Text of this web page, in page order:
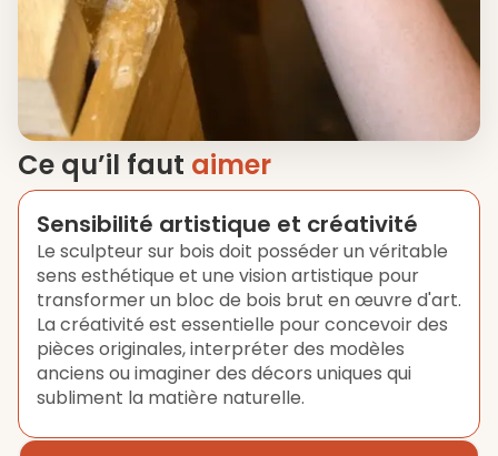
Ce qu’il faut aimer
Sensibilité artistique et créativité
Le sculpteur sur bois doit posséder un véritable
sens esthétique et une vision artistique pour
transformer un bloc de bois brut en œuvre d'art.
La créativité est essentielle pour concevoir des
pièces originales, interpréter des modèles
anciens ou imaginer des décors uniques qui
subliment la matière naturelle.